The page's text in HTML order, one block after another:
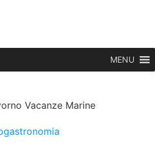
MENU